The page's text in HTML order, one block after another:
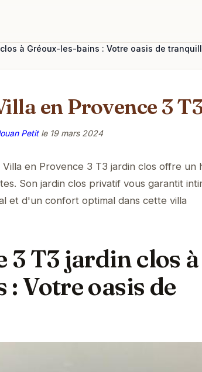
à Gréoux-les-bains : Votre oasis de
en Provence 3
Petitle 19 mars 2024
en Provence 3 T3 jardin clos offre un
Son jardin clos privatif vous garantit
et d'un confort optimal dans cette villa
3 T3 jardin clos à
Votre oasis de